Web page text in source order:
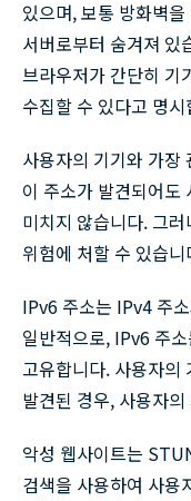
있으며, 보통 방화벽
서버로부터 숨겨져 있
브라우저가 간단히 기
수집할 수 있다고 명
사용자의 기기와 가장
이 주소가 발견되어도
미치지 않습니다. 그
위험에 처할 수 있습니
IPv6 주소는 IPv4 주
일반적으로, IPv6 주
고유합니다. 사용자의
발견된 경우, 사용자
악성 웹사이트는
검색을 사용하여 사용